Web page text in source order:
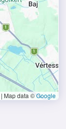
| Map data ©Google